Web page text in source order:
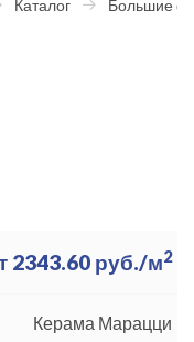
Каталог Большие
2343.60 руб./м2
Керама Марацци